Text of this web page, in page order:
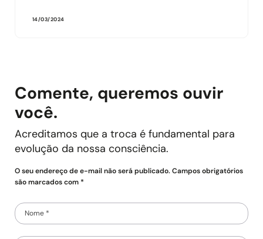
14/03/2024
Comente, queremos ouvir
você.
Acreditamos que a troca é fundamental para
evolução da nossa consciência.
O seu endereço de e-mail não será publicado. Campos obrigatórios
são marcados com *